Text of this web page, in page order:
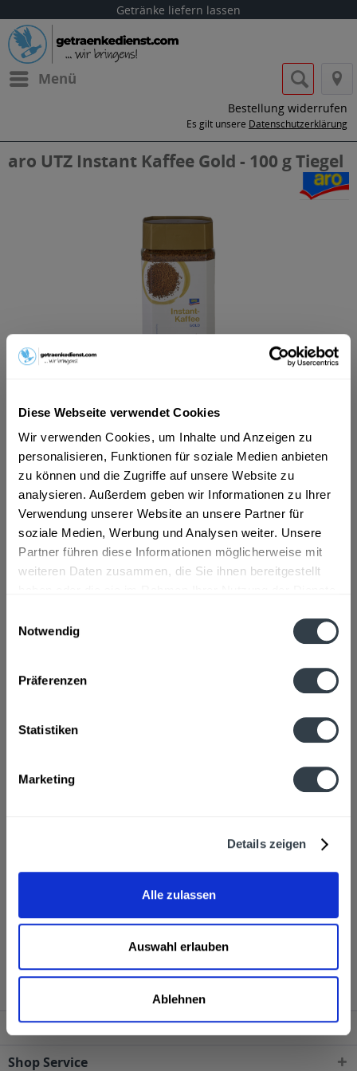
Diese Webseite verwendet Cookies
Wir verwenden Cookies, um Inhalte und Anzeigen zu
personalisieren, Funktionen für soziale Medien anbieten
zu können und die Zugriffe auf unsere Website zu
analysieren. Außerdem geben wir Informationen zu Ihrer
Verwendung unserer Website an unsere Partner für
soziale Medien, Werbung und Analysen weiter. Unsere
Partner führen diese Informationen möglicherweise mit
weiteren Daten zusammen, die Sie ihnen bereitgestellt
Notwendig
Präferenzen
Statistiken
Marketing
Details zeigen
Alle zulassen
Auswahl erlauben
Ablehnen
Getränke liefern lassen
Menü
Bestellung widerrufen
Es gilt unsere Datenschutzerklärung
aro UTZ Instant Kaffee Gold - 100 g Tiegel
ab 3,59 € *
Inhalt:0.1 Liter (35,90 € * / 1 Liter)
inkl. MwSt.ggf. zzgl. Erschwerniszuschlag
Vorrätig
In den Warenkorb
Artikel-Nr.:
14112
Verfügbar in:
"aro UTZ Instant Kaffee Gold - 100 g Tiegel"
Weitere Artikel von aro
Enthält SULFITE
Anmerkung: Sofern Allergene vorhanden sind, sind diese
Zentrale Handelsgesellschaft-ZHG-mbH Hanns-Martin-
Schleyer-Str.2, D-77656 Offenburg
aro UTZ Instant Kaffee Gold - 100 g Tiegel wird in den
folgenden Regionen, Städten, Orten und Postleitzahl-
Gebieten geliefert
Service Hotline
Shop Service